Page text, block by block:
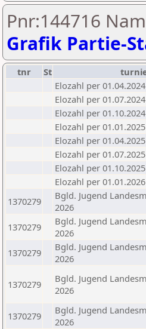
Pnr:144716
Grafik Partie-
tnr St
Elozahl per 01.04.2024
Elozahl per 01.07.2024
Elozahl per 01.10.2024
Elozahl per 01.01.2025
Elozahl per 01.04.2025
Elozahl per 01.07.2025
Elozahl per 01.10.2025
Elozahl per 01.01.2026
1370279
Bgld. Jugend
2026
1370279
Bgld. Jugend
2026
1370279
Bgld. Jugend
2026
1370279
Bgld. Jugend
2026
1370279
Bgld. Jugend
2026